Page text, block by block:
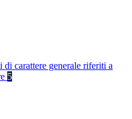
di carattere generale riferiti a
5